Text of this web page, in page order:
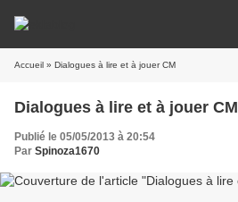
Accueil » Dialogues à lire et à jouer CM
Dialogues à lire et à jouer CM
Publié le 05/05/2013 à 20:54
Par Spinoza1670